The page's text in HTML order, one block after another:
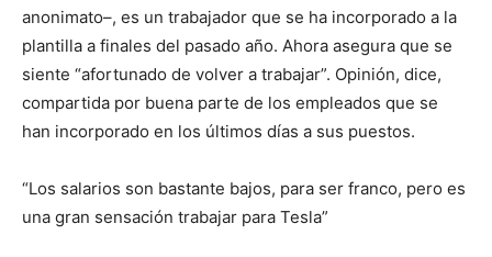
anonimato–, es un trabajador que se ha incorporado a la
plantilla a finales del pasado año. Ahora asegura que se
siente “afortunado de volver a trabajar”. Opinión, dice,
compartida por buena parte de los empleados que se
han incorporado en los últimos días a sus puestos.
“Los salarios son bastante bajos, para ser franco, pero es
una gran sensación trabajar para Tesla”